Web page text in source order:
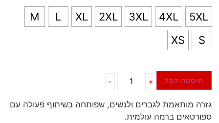
5XL
4XL
3XL
2XL
XL
L
M
S
XS
+
- הוספה לסל
גזרה מותאמת לגברים ולנשים, שפותחה בשיתוף פעולה עם
ספורטאים ברמה עולמית.